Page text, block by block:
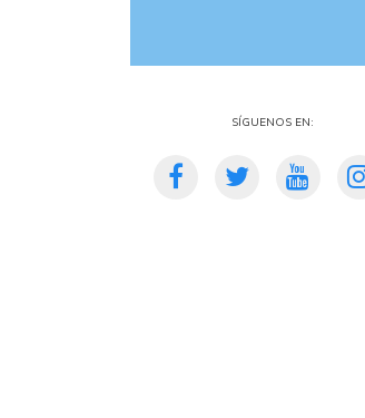
Síguenos en: